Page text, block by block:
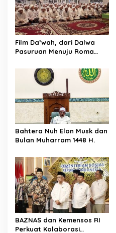
Film Da’wah, dari Dalwa
Pasuruan Menuju Roma
Bahtera Nuh Elon Musk dan
Bulan Muharram 1448 H.
BAZNAS dan Kemensos RI
Perkuat Kolaborasi